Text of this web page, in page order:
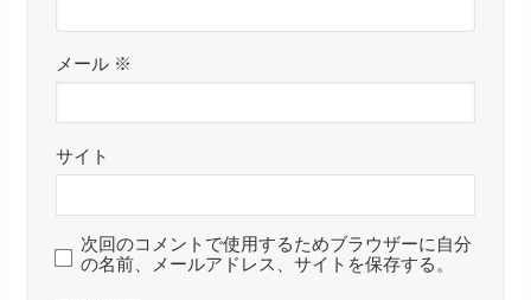
メール ※
サイト
次回のコメントで使用するためブラウザーに自分
の名前、メールアドレス、サイトを保存する。